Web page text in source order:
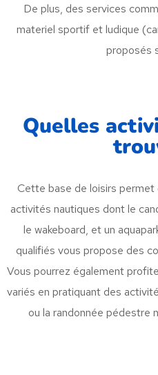
De plus, des services
materiel sportif et ludique
proposés
Quelles
Cette base de loisirs
activités nautiques dont le
le wakeboard, et un
qualifiés vous propose des
Vous pourrez également
variés en pratiquant des
ou la randonnée pédestre